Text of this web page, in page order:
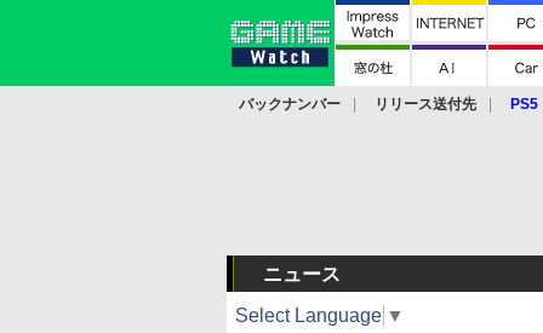
バックナンバー リリース送付先
PS5
ニュース
Select Language ▼